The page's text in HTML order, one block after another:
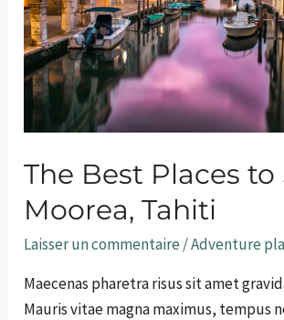
The Best Places to
Moorea, Tahiti
Laisser un commentaire /Adventure
Maecenas pharetra risus sit amet
Mauris vitae magna maximus, tempus